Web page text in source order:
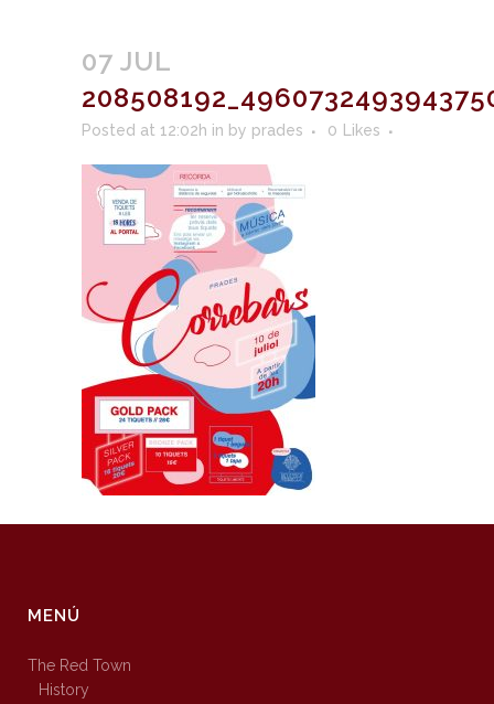
07 JUL
Posted at 12:02h in by prades 0 Likes
MENÚ
The Red Town
History